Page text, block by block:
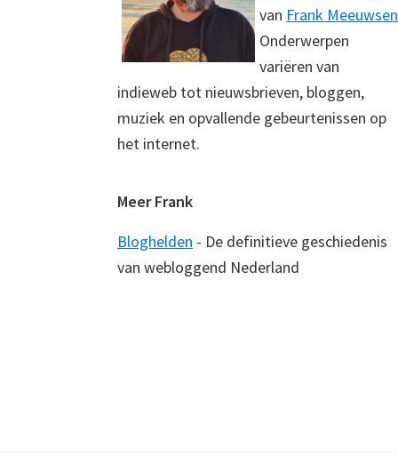
van Frank Meeuwsen
Onderwerpen
variëren van
indieweb tot nieuwsbrieven, bloggen,
muziek en opvallende gebeurtenissen op
het internet.
Meer Frank
Bloghelden - De definitieve geschiedenis
van webloggend Nederland